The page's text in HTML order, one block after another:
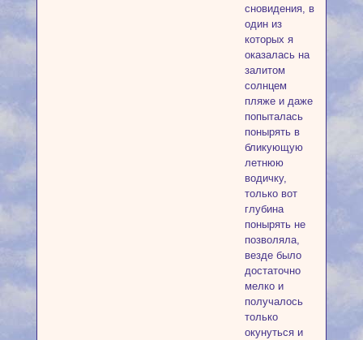
сновидения, в
один из
которых я
оказалась на
залитом
солнцем
пляже и даже
попыталась
понырять в
бликующую
летнюю
водичку,
только вот
глубина
понырять не
позволяла,
везде было
достаточно
мелко и
получалось
только
окунуться и